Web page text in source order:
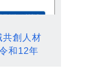
共創人材
和12年